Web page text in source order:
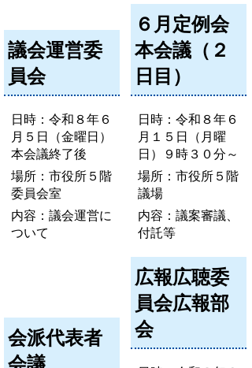
議会運営委
員会
日時：令和８年６
月５日（金曜日）
本会議終了後
場所：市役所５階
委員会室
内容：議会運営に
ついて
６月定例会
本会議（２
日目）
日時：令和８年６
月１５日（月曜
日）９時３０分～
場所：市役所５階
議場
内容：議案審議、
付託等
会派代表者
会議
広報広聴委
員会広報部
会